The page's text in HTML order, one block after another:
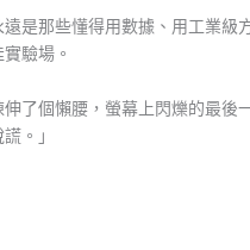
是那些懂得用數據、用工業級
驗場。
了個懶腰，螢幕上閃爍的最後
。」